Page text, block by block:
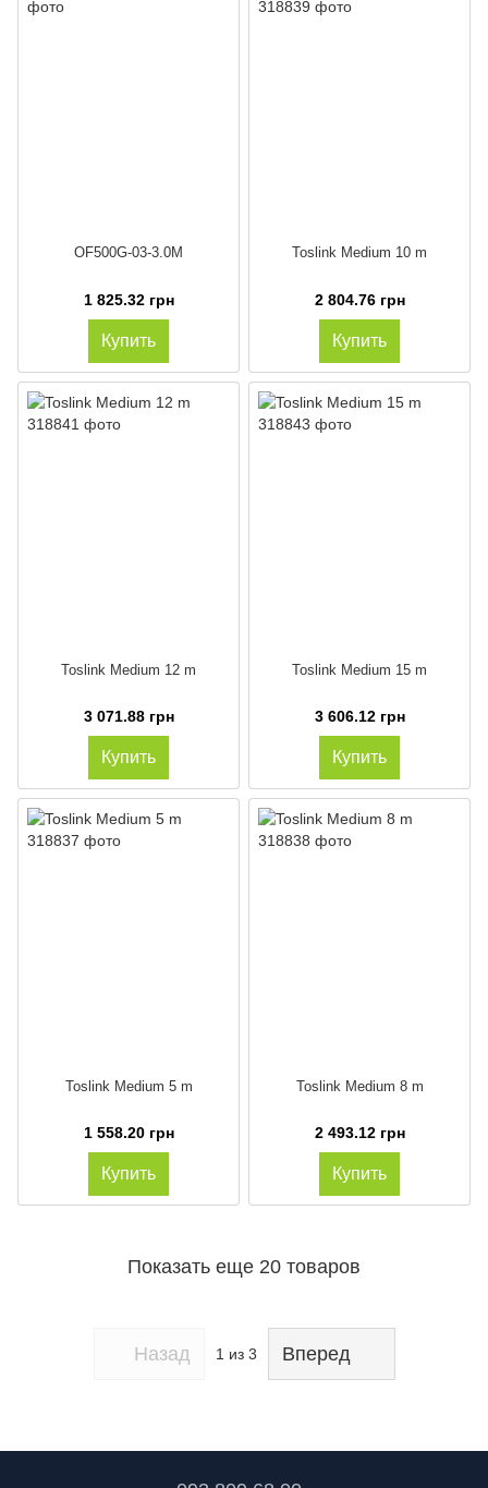
OF500G-03-3.0M
1 825.32 грн
Купить
Toslink Medium 10 m
2 804.76 грн
Купить
Toslink Medium 12 m
3 071.88 грн
Купить
Toslink Medium 15 m
3 606.12 грн
Купить
Toslink Medium 5 m
1 558.20 грн
Купить
Toslink Medium 8 m
2 493.12 грн
Купить
Показать еще 20 товаров
Назад 1 из 3 Вперед